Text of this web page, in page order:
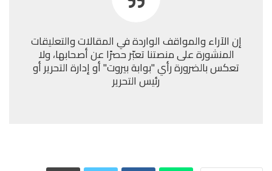
إن الآراء والمواقف الواردة في المقالات والتعليقات
المنشورة على منصتنا تعبّر حصرًا عن أصحابها، ولا
تعكس بالضرورة رأي "بوابة بيروت" أو إدارة التحرير أو
رئيس التحرير